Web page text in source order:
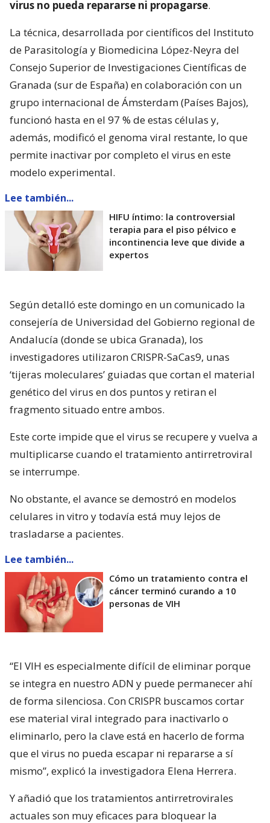
virus no pueda repararse ni propagarse.
La técnica, desarrollada por científicos del Instituto
de Parasitología y Biomedicina López-Neyra del
Consejo Superior de Investigaciones Científicas de
Granada (sur de España) en colaboración con un
grupo internacional de Ámsterdam (Países Bajos),
funcionó hasta en el 97 % de estas células y,
además, modificó el genoma viral restante, lo que
permite inactivar por completo el virus en este
modelo experimental.
Lee también...
HIFU íntimo: la controversial
terapia para el piso pélvico e
incontinencia leve que divide a
expertos
Según detalló este domingo en un comunicado la
consejería de Universidad del Gobierno regional de
Andalucía (donde se ubica Granada), los
investigadores utilizaron CRISPR-SaCas9, unas
‘tijeras moleculares’ guiadas que cortan el material
genético del virus en dos puntos y retiran el
fragmento situado entre ambos.
Este corte impide que el virus se recupere y vuelva a
multiplicarse cuando el tratamiento antirretroviral
se interrumpe.
No obstante, el avance se demostró en modelos
celulares in vitro y todavía está muy lejos de
trasladarse a pacientes.
Lee también...
Cómo un tratamiento contra el
cáncer terminó curando a 10
personas de VIH
“El VIH es especialmente difícil de eliminar porque
se integra en nuestro ADN y puede permanecer ahí
de forma silenciosa. Con CRISPR buscamos cortar
ese material viral integrado para inactivarlo o
eliminarlo, pero la clave está en hacerlo de forma
que el virus no pueda escapar ni repararse a sí
mismo”, explicó la investigadora Elena Herrera.
Y añadió que los tratamientos antirretrovirales
actuales son muy eficaces para bloquear la